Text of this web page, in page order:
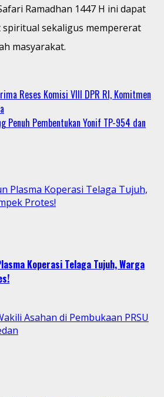
Ramadhan 1447 H ini dapat
sekaligus mempererat
masyarakat.
Reses Komisi VIII DPR RI, Komitmen
Penuh Pembentukan Yonif TP-954 dan
Plasma Koperasi Telaga Tujuh,
Protes!
Koperasi Telaga Tujuh, Warga
Asahan di Pembukaan PRSU